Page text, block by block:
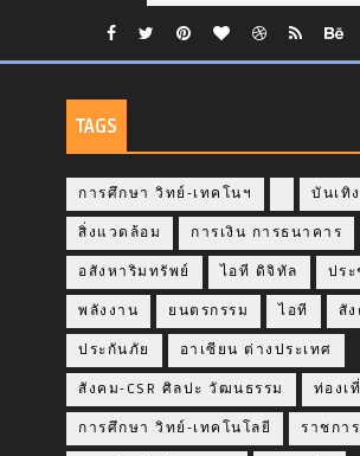
TAGS
การศึกษา วิทย์-เทคโนฯ บันเทิง
สิ่งแวดล้อม การเงิน การธนาคาร
อสังหาริมทรัพย์ ไอที ดิจิทัล ปร
พลังงาน ยนตรกรรม ไอที สั
ประกันภัย อาเซียน ต่างประเทศ
สังคม-CSR ศิลปะ วัฒนธรรม ท่องเ
การศึกษา วิทย์-เทคโนโลยี ราชการ